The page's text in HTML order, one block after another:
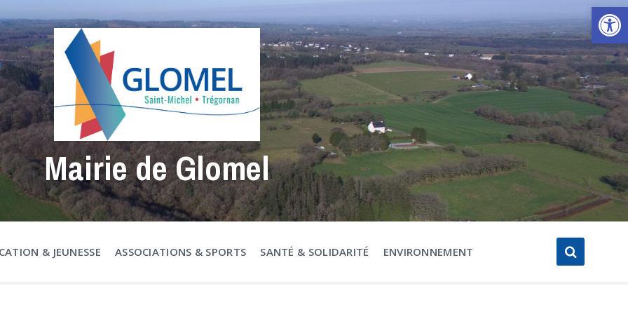
Ouvrir la barre d’outils
Mairie de Glomel
& JEUNESSE ASSOCIATIONS & SPORTS SANTÉ & SOLIDARITÉ ENVIRONNEMENT